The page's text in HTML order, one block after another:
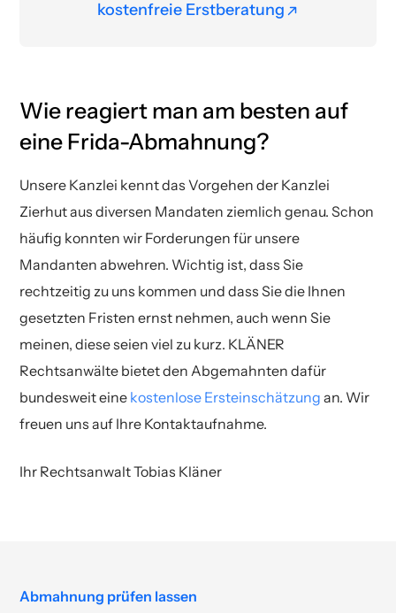
kostenfreie Erstberatung
Wie reagiert man am besten auf
eine Frida-Abmahnung?
Unsere Kanzlei kennt das Vorgehen der Kanzlei
Zierhut aus diversen Mandaten ziemlich genau. Schon
häufig konnten wir Forderungen für unsere
Mandanten abwehren. Wichtig ist, dass Sie
rechtzeitig zu uns kommen und dass Sie die Ihnen
gesetzten Fristen ernst nehmen, auch wenn Sie
meinen, diese seien viel zu kurz. KLÄNER
Rechtsanwälte bietet den Abgemahnten dafür
bundesweit eine kostenlose Ersteinschätzung an. Wir
freuen uns auf Ihre Kontaktaufnahme.
Ihr Rechtsanwalt Tobias Kläner
Abmahnung prüfen lassen